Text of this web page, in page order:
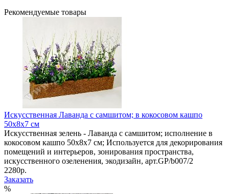
Рекомендуемые товары
Искусственная Лаванда с самшитом; в кокосовом кашпо
50х8х7 см
Искусственная зелень - Лаванда с самшитом; исполнение в
кокосовом кашпо 50х8х7 см; Используется для декорирования
помещений и интерьеров, зонирования пространства,
искусственного озеленения, экодизайн, арт.GP/b007/2
2280р.
Заказать
%